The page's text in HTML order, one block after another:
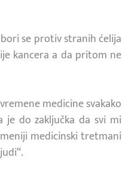
se protiv stranih ćelija
kancera a da pritom ne
medicine svakako
je do zaključka da svi mi
medicinski tretmani